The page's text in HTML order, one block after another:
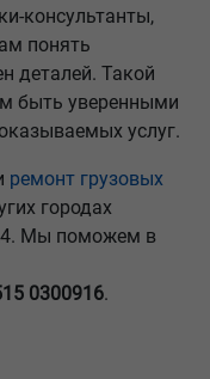
консультанты,
понять
деталей. Такой
быть уверенными
услуг.
ремонт грузовых
городах
Мы поможем в
0300916.